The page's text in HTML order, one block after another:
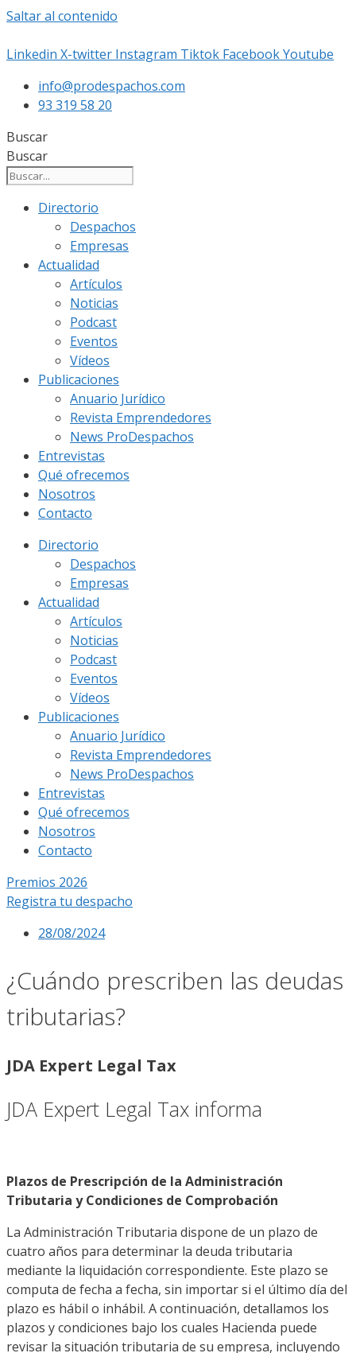
Saltar al contenido
Linkedin X-twitter Instagram Tiktok FacebookYoutube
info@prodespachos.com
93 319 58 20
Buscar
Buscar
Directorio
Despachos
Empresas
Actualidad
Artículos
Noticias
Podcast
Eventos
Vídeos
Publicaciones
Anuario Jurídico
Revista Emprendedores
News ProDespachos
Entrevistas
Qué ofrecemos
Nosotros
Contacto
Directorio
Despachos
Empresas
Actualidad
Artículos
Noticias
Podcast
Eventos
Vídeos
Publicaciones
Anuario Jurídico
Revista Emprendedores
News ProDespachos
Entrevistas
Qué ofrecemos
Nosotros
Contacto
Premios 2026
Registra tu despacho
28/08/2024
¿Cuándo prescriben las deudas
tributarias?
JDA Expert Legal Tax
JDA Expert Legal Tax informa
Plazos de Prescripción de la Administración
Tributaria y Condiciones de Comprobación
La Administración Tributaria dispone de un plazo de
cuatro años para determinar la deuda tributaria
mediante la liquidación correspondiente. Este plazo se
computa de fecha a fecha, sin importar si el último día del
plazo es hábil o inhábil. A continuación, detallamos los
plazos y condiciones bajo los cuales Hacienda puede
revisar la situación tributaria de su empresa, incluyendo